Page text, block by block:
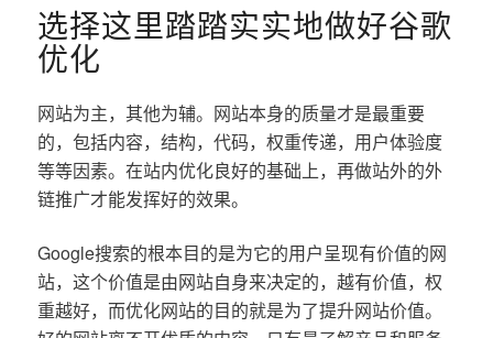
选择这里踏踏实实地做好谷歌
优化
网站为主，其他为辅。网站本身的质量才是最重要
的，包括内容，结构，代码，权重传递，用户体验度
等等因素。在站内优化良好的基础上，再做站外的外
链推广才能发挥好的效果。
Google搜索的根本目的是为它的用户呈现有价值的网
站，这个价值是由网站自身来决定的，越有价值，权
重越好，而优化网站的目的就是为了提升网站价值。